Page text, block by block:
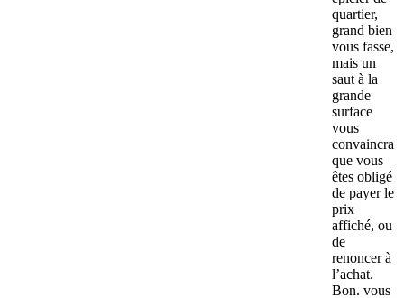
quartier,
grand bien
vous fasse,
mais un
saut à la
grande
surface
vous
convaincra
que vous
êtes obligé
de payer le
prix
affiché, ou
de
renoncer à
l’achat.
Bon. vous